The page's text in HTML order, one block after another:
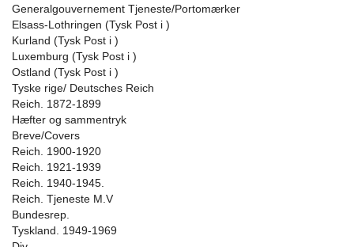
Generalgouvernement Tjeneste/Portomærker
Elsass-Lothringen (Tysk Post i )
Kurland (Tysk Post i )
Luxemburg (Tysk Post i )
Ostland (Tysk Post i )
Tyske rige/ Deutsches Reich
Reich. 1872-1899
Hæfter og sammentryk
Breve/Covers
Reich. 1900-1920
Reich. 1921-1939
Reich. 1940-1945.
Reich. Tjeneste M.V
Bundesrep.
Tyskland. 1949-1969